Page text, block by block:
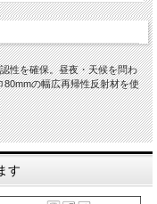
性を確保。昼夜・天候を問わ
の幅広再帰性反射材を使
す